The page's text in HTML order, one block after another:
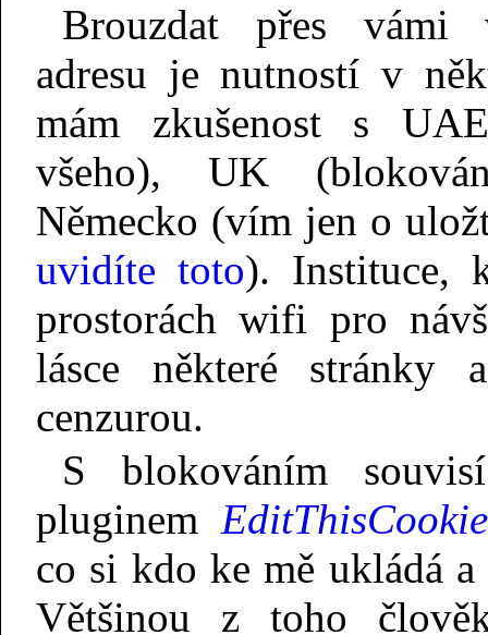
Brouzdat přes vámi
adresu je nutností v
mám zkušenost s
všeho), UK
Německo (vím jen o
uvidíte toto). Instituce,
prostorách wifi pro
lásce některé
cenzurou.
S blokováním
pluginem EditThisCookie
co si kdo ke mě ukládá
Většinou z toho